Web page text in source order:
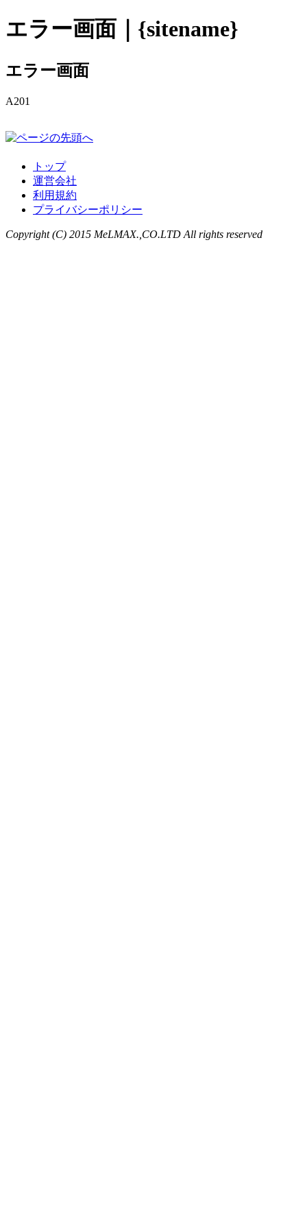
エラー画面｜{sitename}
エラー画面
A201
トップ
運営会社
利用規約
プライバシーポリシー
Copyright (C) 2015 MeLMAX.,CO.LTD All rights reserved